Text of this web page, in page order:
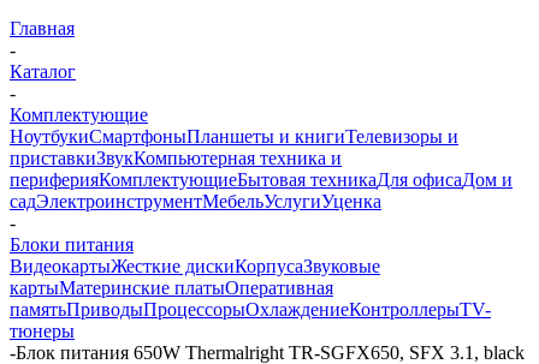
Главная
-
Каталог
-
Комплектующие
НоутбукиСмартфоныПланшеты и книгиТелевизоры и
приставкиЗвукКомпьютерная техника и
периферияКомплектующиеБытовая техникаДля офисаДом и
садЭлектроинструментМебельУслугиУценка
-
Блоки питания
ВидеокартыЖесткие дискиКорпусаЗвуковые
картыМатеринские платыОперативная
памятьПриводыПроцессорыОхлаждениеКонтроллерыTV-
тюнеры
-Блок питания 650W Thermalright TR-SGFX650, SFX 3.1, black